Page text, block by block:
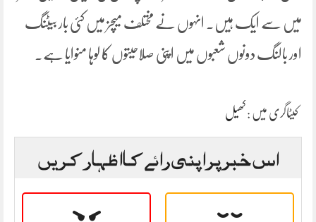
میں سے ایک ہیں۔ انہوں نے مختلف میچز میں کئی بار بیٹنگ
اور بالنگ دونوں شعبوں میں اپنی صلاحیتوں کا لوہا منوایا ہے۔
کیٹاگری میں : کھیل
اس خبر پر اپنی رائے کا اظہار کریں